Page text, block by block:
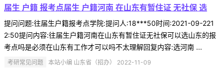
届生 户籍 报考点届生 户籍河南 在山东有暂住证 无社保 选
提问问题:往届生户籍报考点学院:提问人:18***50时间:2021-09-221
2:50提问内容:往届生户籍河南在山东有暂住证无社保可以选山东的报
考点吗是必须在山东有工作才可以吗不太理解回复内容:选河南 ...
考研常见问题 本站小编 山东省（招办） 2022-11-09